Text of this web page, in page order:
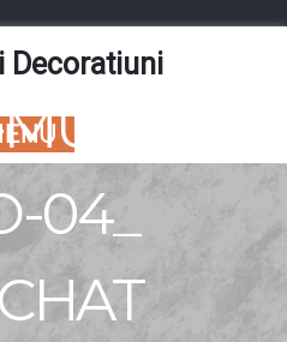
Decoratiuni
04_